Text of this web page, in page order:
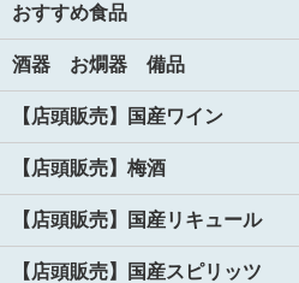
おすすめ食品
酒器 お燗器 備品
【店頭販売】国産ワイン
【店頭販売】梅酒
【店頭販売】国産リキュール
【店頭販売】国産スピリッツ